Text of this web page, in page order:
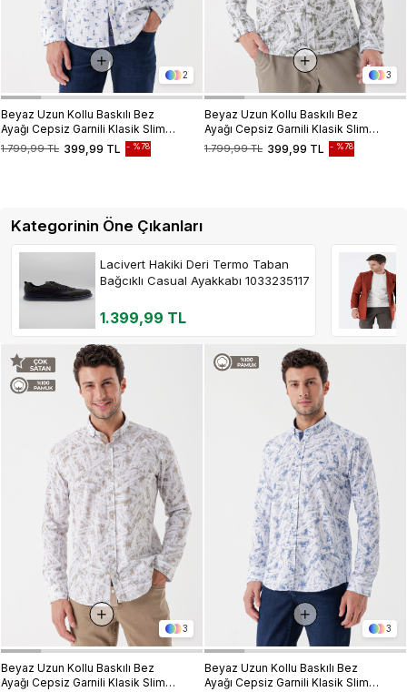
2
Beyaz Uzun Kollu Baskılı Bez
Ayağı Cepsiz Garnili Klasik Slim
Fit Dar Kesim Gömlek
1004230230
399,99 TL
1.799,99 TL %78
3
Beyaz Uzun Kollu Baskılı Bez
Ayağı Cepsiz Garnili Klasik Slim
Fit Dar Kesim Gömlek
1004230229
399,99 TL
1.799,99 TL %78
Kategorinin Öne Çıkanları
Lacivert Hakiki Deri Termo Taban
Bağcıklı Casual Ayakkabı 1033235117
1.399,99 TL
3
Beyaz Uzun Kollu Baskılı Bez
Ayağı Cepsiz Garnili Klasik Slim
3
Beyaz Uzun Kollu Baskılı Bez
Ayağı Cepsiz Garnili Klasik Slim